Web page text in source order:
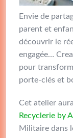
Envie de
parent et
découvrir le
engagée…
pour
porte-clés et
Cet atelier
Recyclerie by
Militaire dans